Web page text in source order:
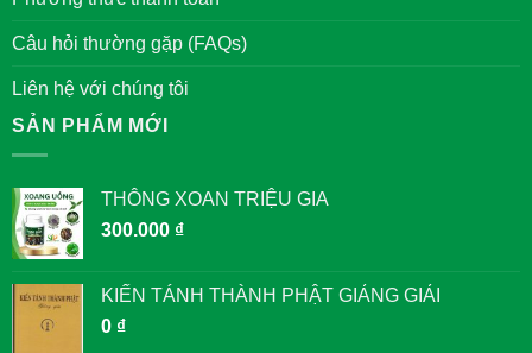
Câu hỏi thường gặp (FAQs)
Liên hệ với chúng tôi
SẢN PHẨM MỚI
THÔNG XOAN TRIỆU GIA
300.000 ₫
KIẾN TÁNH THÀNH PHẬT GIẢNG GIẢI
0 ₫